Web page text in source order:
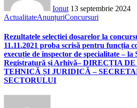
Ionut 13 septembrie 2024
ActualitateAnunțuriConcursuri
Rezultatele selecției dosarelor la
11.11.2021 proba scrisă pentru funcția
execuție de inspector de specialitate –
Registratură și Arhivă– DIRECȚIA
TEHNICĂ ȘI JURIDICĂ –
SECTORULUI